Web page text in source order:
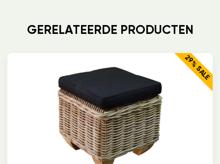
GERELATEERDE PRODUCTEN
29% SALE